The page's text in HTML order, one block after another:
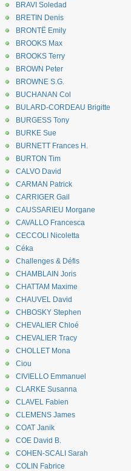
BRAVI Soledad
BRETIN Denis
BRONTË Emily
BROOKS Max
BROOKS Terry
BROWN Peter
BROWNE S.G.
BUCHANAN Col
BULARD-CORDEAU Brigitte
BURGESS Tony
BURKE Sue
BURNETT Frances H.
BURTON Tim
CALVO David
CARMAN Patrick
CARRIGER Gail
CAUSSARIEU Morgane
CAVALLO Francesca
CECCOLI Nicoletta
Céka
Challenges & Défis
CHAMBLAIN Joris
CHATTAM Maxime
CHAUVEL David
CHBOSKY Stephen
CHEVALIER Chloé
CHEVALIER Tracy
CHOLLET Mona
Ciou
CIVIELLO Emmanuel
CLARKE Susanna
CLAVEL Fabien
CLEMENS James
COAT Janik
COE David B.
COHEN-SCALI Sarah
COLIN Fabrice